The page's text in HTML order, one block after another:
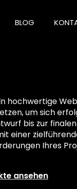
BLOG
hochwertige
um sich
bis zur
einer
Ihres
ansehen